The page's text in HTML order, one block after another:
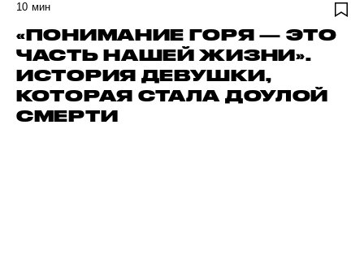
10 мин
«ПОНИМАНИЕ ГОРЯ — ЭТО
ЧАСТЬ НАШЕЙ ЖИЗНИ».
ИСТОРИЯ ДЕВУШКИ,
КОТОРАЯ СТАЛА ДОУЛОЙ
СМЕРТИ